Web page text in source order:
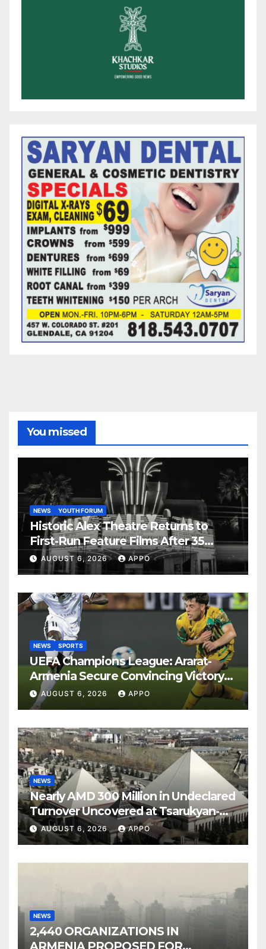
You missed
NEWS YOUTH FORUM
Historic Alex Theatre Returns to
First-Run Feature Films After 35
Years
AUGUST 6, 2026 APPO
NEWS SPORTS
UEFA Champions League: Ararat-
Armenia Secure Convincing Victory
Over Shamrock Rovers 2-0
AUGUST 6, 2026 APPO
NEWS
Nearly AMD 300 Million in Undeclared
Turnover Uncovered at Tsarukyan-
Owned Entertainment Center
AUGUST 6, 2026 APPO
NEWS
2,440 ORGANIZATIONS IN